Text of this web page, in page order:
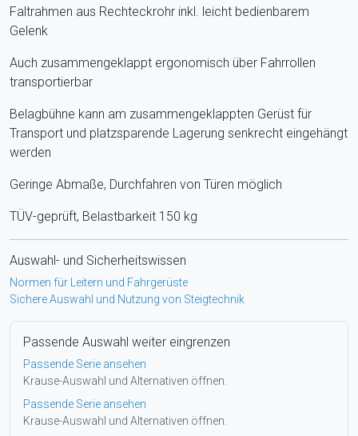
Faltrahmen aus Rechteckrohr inkl. leicht bedienbarem
Gelenk
Auch zusammengeklappt ergonomisch über Fahrrollen
transportierbar
Belagbühne kann am zusammengeklappten Gerüst für
Transport und platzsparende Lagerung senkrecht eingehängt
werden
Geringe Abmaße, Durchfahren von Türen möglich
TÜV-geprüft, Belastbarkeit 150 kg
Auswahl- und Sicherheitswissen
Normen für Leitern und Fahrgerüste
Sichere Auswahl und Nutzung von Steigtechnik
Passende Auswahl weiter eingrenzen
Passende Serie ansehen
Krause-Auswahl und Alternativen öffnen.
Passende Serie ansehen
Krause-Auswahl und Alternativen öffnen.